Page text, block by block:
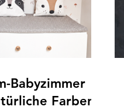
Babyzimmer
Farben